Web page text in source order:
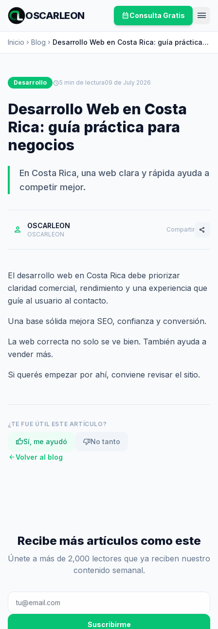
OSCARLEON calendar_monthConsulta Gratis menu
Inicio chevron_right Blog chevron_right Desarrollo Web en Costa Rica: guía práctica
para negocios
Desarrollo schedule5 min de lectura09 de July 2026
Desarrollo Web en Costa
Rica: guía práctica para
negocios
En Costa Rica, una web clara y rápida ayuda a
competir mejor.
person OSCARLEON
OSCARLEON
Compartir share
El desarrollo web en Costa Rica debe priorizar
claridad comercial, rendimiento y una experiencia que
guíe al usuario al contacto.
Una base sólida mejora SEO, confianza y conversión.
La web correcta no solo se ve bien. También ayuda a
vender más.
Si querés empezar por ahí, conviene revisar el sitio.
¿TE FUE ÚTIL ESTE ARTÍCULO?
thumb_upSí, me ayudó thumb_downNo tanto
arrow_backVolver al blog
Recibe más artículos como este
Únete a más de 2,000 lectores que ya reciben nuestro
contenido semanal.
Suscribirme